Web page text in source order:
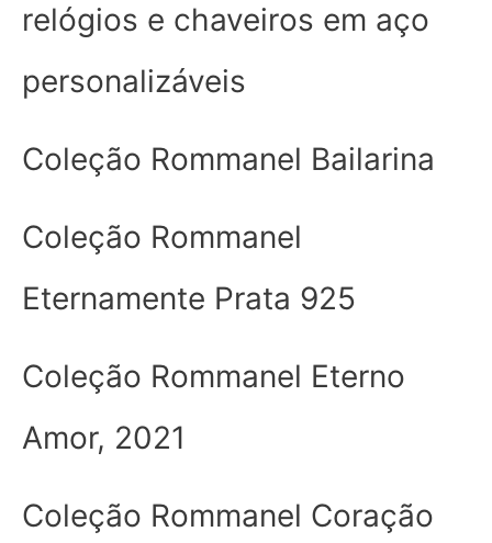
relógios e chaveiros em aço
personalizáveis
Coleção Rommanel Bailarina
Coleção Rommanel
Eternamente Prata 925
Coleção Rommanel Eterno
Amor, 2021
Coleção Rommanel Coração